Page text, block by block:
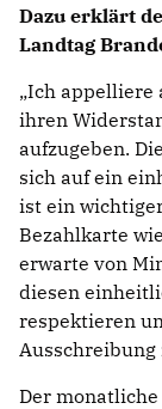
Dazu erklärt
Landtag
Ich appelliere
ihren
aufzugeben.
sich auf ein
ist ein
Bezahlkarte
erwarte von
diesen
respektieren
Der